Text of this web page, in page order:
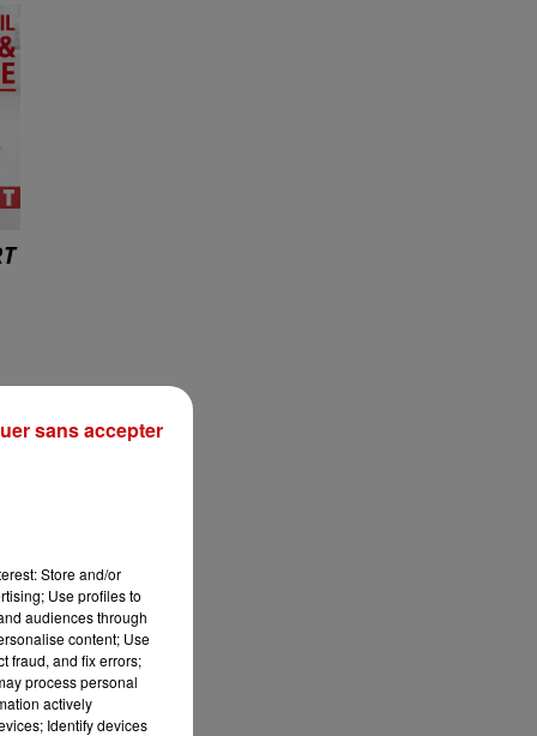
Store and/or
Use profiles to
audiences through
content; Use
fraud, and fix errors;
process personal
actively
Identify devices
sans accepter